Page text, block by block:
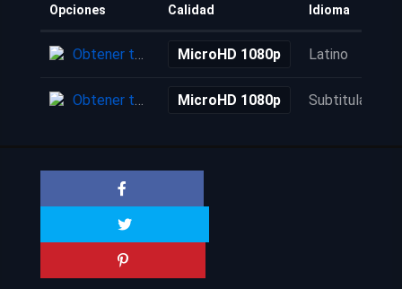
Opciones Calidad Idioma
Obtener torrent MicroHD 1080p Latino
Obtener torrent MicroHD 1080p Subtitulada